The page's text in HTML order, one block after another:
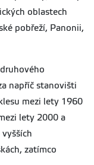
oblastech
pobřeží, Panonii,
napříč stanovišti
mezi lety 1960
lety 2000 a
zatímco